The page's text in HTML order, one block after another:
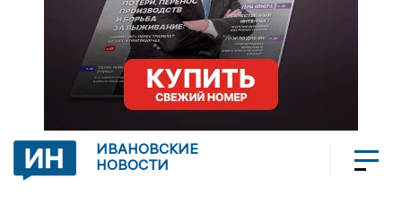
ИВАНОВСКИЕ
НОВОСТИ